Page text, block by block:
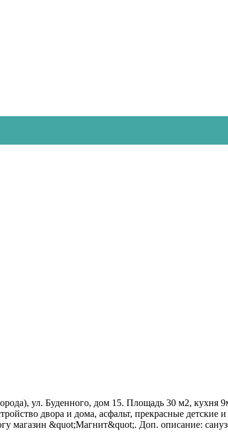
ул. Буденного, дом 15. Площадь 30 м2, кухня
двора и дома, асфальт, прекрасные
магазин &quot;Магнит&quot;. Доп. описание: